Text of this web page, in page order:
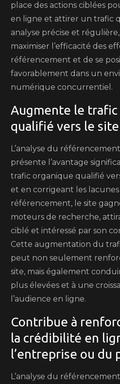
place des actions ciblées
en ligne et attirer un trafic
analyse précise et
maximiser l’efficacité des
référencement et de se
favorablement dans un
numérique concurrentiel.
Augmente le
qualifié vers le
L’analyse du
présente l’avantage
trafic organique qualifié
et en corrigeant les
référencement, le site
moteurs de recherche,
ciblé et intéressé par son
Cette augmentation du
peut non seulement
site, mais également
plus élevées et à une
l’audience en ligne.
Contribue à
la crédibilité en
l’entreprise ou du
L’analyse du